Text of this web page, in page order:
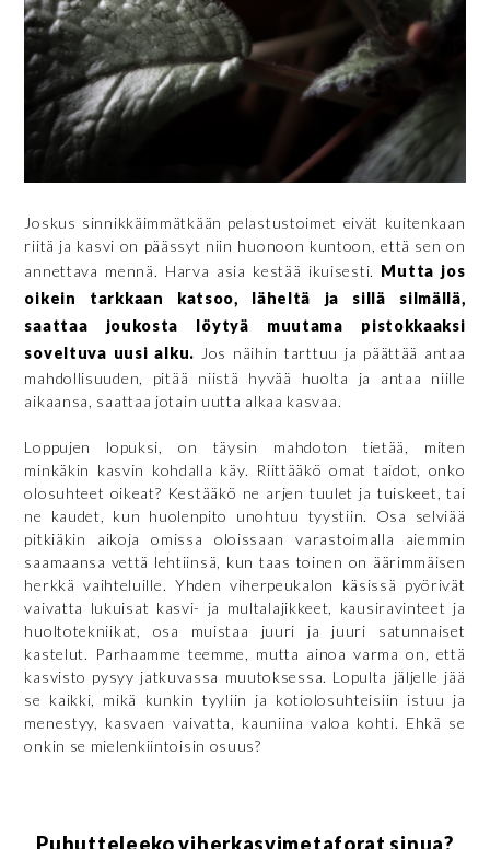
Joskus sinnikkäimmätkään pelastustoimet eivät kuitenkaan
riitä ja kasvi on päässyt niin huonoon kuntoon, että sen on
annettava mennä. Harva asia kestää ikuisesti. Mutta jos
oikein tarkkaan katsoo, läheltä ja sillä silmällä,
saattaa joukosta löytyä muutama pistokkaaksi
soveltuva uusi alku. Jos näihin tarttuu ja päättää antaa
mahdollisuuden, pitää niistä hyvää huolta ja antaa niille
aikaansa, saattaa jotain uutta alkaa kasvaa.
Loppujen lopuksi, on täysin mahdoton tietää, miten
minkäkin kasvin kohdalla käy. Riittääkö omat taidot, onko
olosuhteet oikeat? Kestääkö ne arjen tuulet ja tuiskeet, tai
ne kaudet, kun huolenpito unohtuu tyystiin. Osa selviää
pitkiäkin aikoja omissa oloissaan varastoimalla aiemmin
saamaansa vettä lehtiinsä, kun taas toinen on äärimmäisen
herkkä vaihteluille. Yhden viherpeukalon käsissä pyörivät
vaivatta lukuisat kasvi- ja multalajikkeet, kausiravinteet ja
huoltotekniikat, osa muistaa juuri ja juuri satunnaiset
kastelut. Parhaamme teemme, mutta ainoa varma on, että
kasvisto pysyy jatkuvassa muutoksessa. Lopulta jäljelle jää
se kaikki, mikä kunkin tyyliin ja kotiolosuhteisiin istuu ja
menestyy, kasvaen vaivatta, kauniina valoa kohti. Ehkä se
onkin se mielenkiintoisin osuus?
Puhutteleeko viherkasvimetaforat sinua?